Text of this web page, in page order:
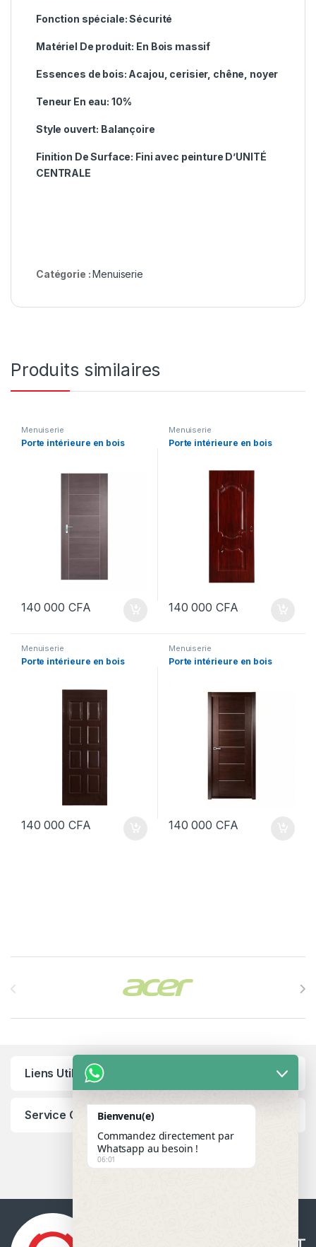
Fonction spéciale:Sécurité
Matériel De produit: En Bois massif
Essences de bois: Acajou, cerisier, chêne, noyer
Teneur En eau: 10%
Style ouvert: Balançoire
Finition De Surface: Fini avec peinture D’UNITÉ
CENTRALE
Catégorie :Menuiserie
Produits similaires
Menuiserie
Porte intérieure en bois
140 000 CFA
Menuiserie
Porte intérieure en bois
140 000 CFA
Menuiserie
Porte intérieure en bois
140 000 CFA
Menuiserie
Porte intérieure en bois
140 000 CFA
Liens Utiles
Service ClientBienvenu(e)
Commandez directement par
Whatsapp au besoin !
06:01